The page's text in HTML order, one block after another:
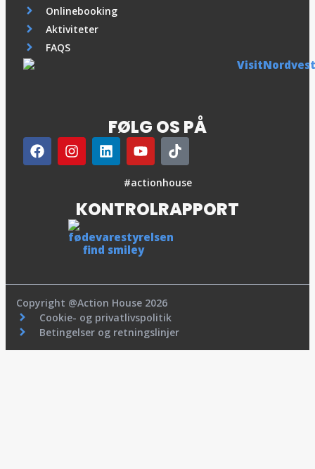
Onlinebooking
Aktiviteter
FAQS
FØLG OS PÅ
#actionhouse
KONTROLRAPPORT
Copyright @Action House 2026
Cookie- og privatlivspolitik
Betingelser og retningslinjer